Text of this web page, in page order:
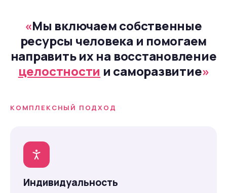
«Мы включаем собственные
ресурсы человека и помогаем
направить их на восстановление
целостности и саморазвитие»
КОМПЛЕКСНЫЙ ПОДХОД
Индивидуальность